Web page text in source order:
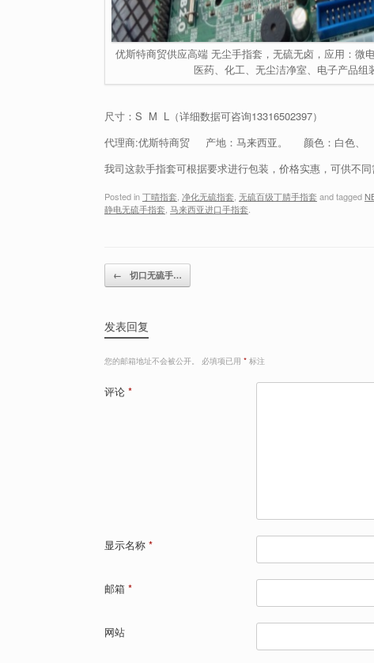
优斯特商贸供应高端 无尘手指套，无硫无卤，应用：微
医药、化工、无尘洁净室、电子产品组
尺寸：S M L（详细数据可咨询13316502397）
代理商:优斯特商贸 产地：马来西亚。 颜色：白色、
我司这款手指套可根据要求进行包装，价格实惠，可供不同
Posted in丁晴指套 净化无硫指套 无硫百级丁腈手指套and tagged
静电无硫手指套 马来西亚进口手指套
Post navigation
← 切口无硫手…
发表回复
您的邮箱地址不会被公开。 必填项已用 * 标注
评论 *
显示名称 *
邮箱 *
网站